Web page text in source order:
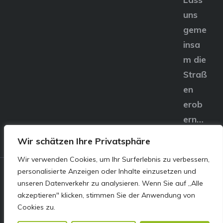
Wir schätzen Ihre Privatsphäre
Wir verwenden Cookies, um Ihr Surferlebnis zu verbessern,
personalisierte Anzeigen oder Inhalte einzusetzen und
unseren Datenverkehr zu analysieren. Wenn Sie auf „Alle
akzeptieren" klicken, stimmen Sie der Anwendung von
Cookies zu.
uns
geme
insa
m die
Straß
en
erob
ern…
© E&S Motors GmbH,
Linzer Straße 83 4240
Freistadt